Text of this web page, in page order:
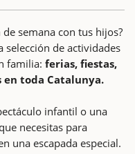
semana con tus hijos?
selección de actividades
familia: ferias, fiestas,
toda Catalunya.
infantil o una
necesitas para
una escapada especial.